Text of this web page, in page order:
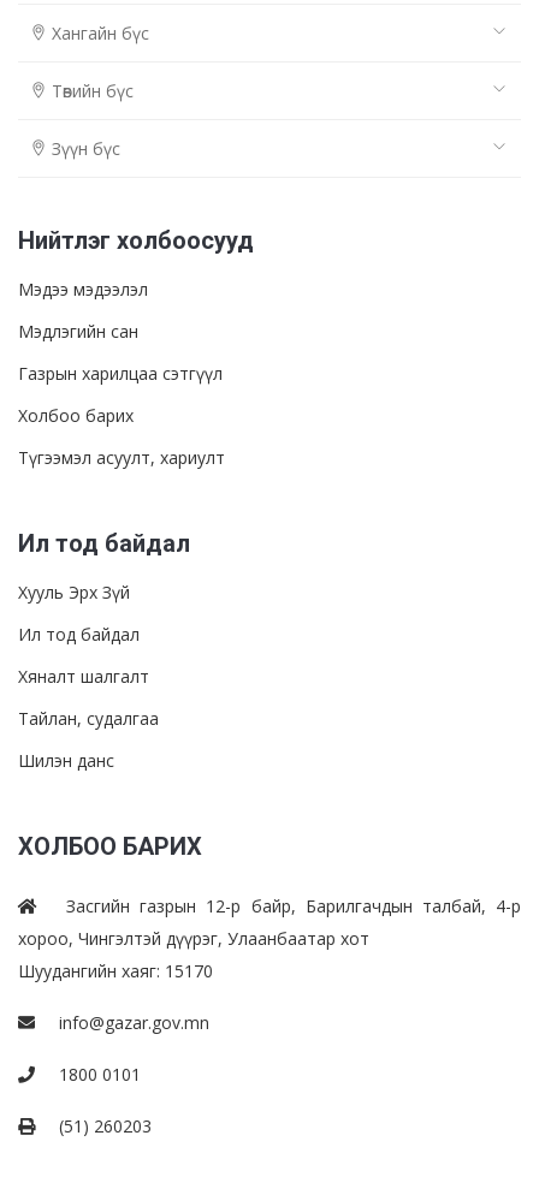
Хангайн бүс
Төвийн бүс
Зүүн бүс
Нийтлэг холбоосууд
Мэдээ мэдээлэл
Мэдлэгийн сан
Газрын харилцаа сэтгүүл
Холбоо барих
Түгээмэл асуулт, хариулт
Ил тод байдал
Хууль Эрх Зүй
Ил тод байдал
Хяналт шалгалт
Тайлан, судалгаа
Шилэн данс
ХОЛБОО БАРИХ
Засгийн газрын 12-р байр, Барилгачдын талбай, 4-р
хороо, Чингэлтэй дүүрэг, Улаанбаатар хот
Шуудангийн хаяг: 15170
info@gazar.gov.mn
1800 0101
(51) 260203